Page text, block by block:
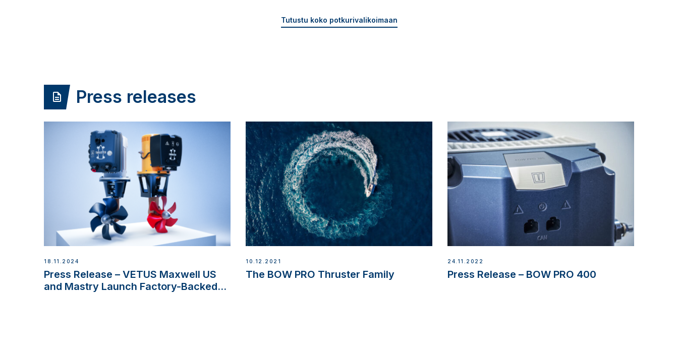
Tutustu koko potkurivalikoimaan
Press releases
18.11.2024
Press Release – VETUS Maxwell US
and Mastry Launch Factory-Backed
10.12.2021
The BOW PRO Thruster Family
24.11.2022
Press Release – BOW PRO 400